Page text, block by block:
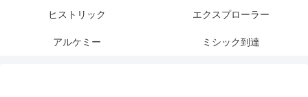
ヒストリック エクスプローラー
アルケミー ミシック到達